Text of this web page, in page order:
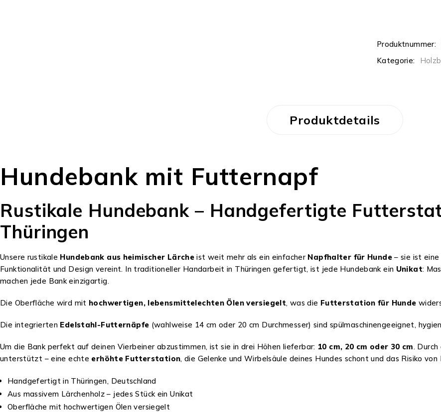
Produktnummer:
Kategorie:
Produktdetails
Hundebank mit Futternapf
Rustikale Hundebank – Handgefertigte
Thüringen
Unsere rustikale Hundebank aus heimischer Lärche ist weit mehr als ein einfacher Napfhalter für Hunde– sie ist
Funktionalität und Design vereint. In traditioneller Handarbeit in Thüringen gefertigt, ist jede Hundebank ein Unikat:
machen jede Bank einzigartig.
Die Oberfläche wird mit hochwertigen, lebensmittelechten Ölen versiegelt, was die Futterstation für Hunde
Die integrierten Edelstahl-Futternäpfe (wahlweise 14 cm oder 20 cm Durchmesser) sind spülmaschinengeeignet,
Um die Bank perfekt auf deinen Vierbeiner abzustimmen, ist sie in drei Höhen lieferbar: 10 cm, 20 cm oder 30 cm.
unterstützt – eine echte erhöhte Futterstation, die Gelenke und Wirbelsäule deines Hundes schont und das Risiko
Handgefertigt in Thüringen, Deutschland
Aus massivem Lärchenholz – jedes Stück ein Unikat
Oberfläche mit hochwertigen Ölen versiegelt